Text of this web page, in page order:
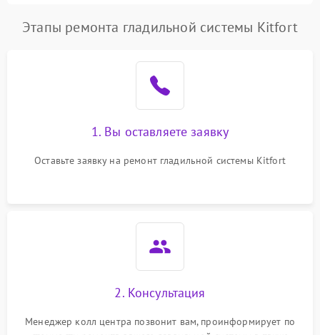
Этапы ремонта гладильной системы Kitfort
1. Вы оставляете заявку
Оставьте заявку на ремонт гладильной системы Kitfort
2. Консультация
Менеджер колл центра позвонит вам, проинформирует по